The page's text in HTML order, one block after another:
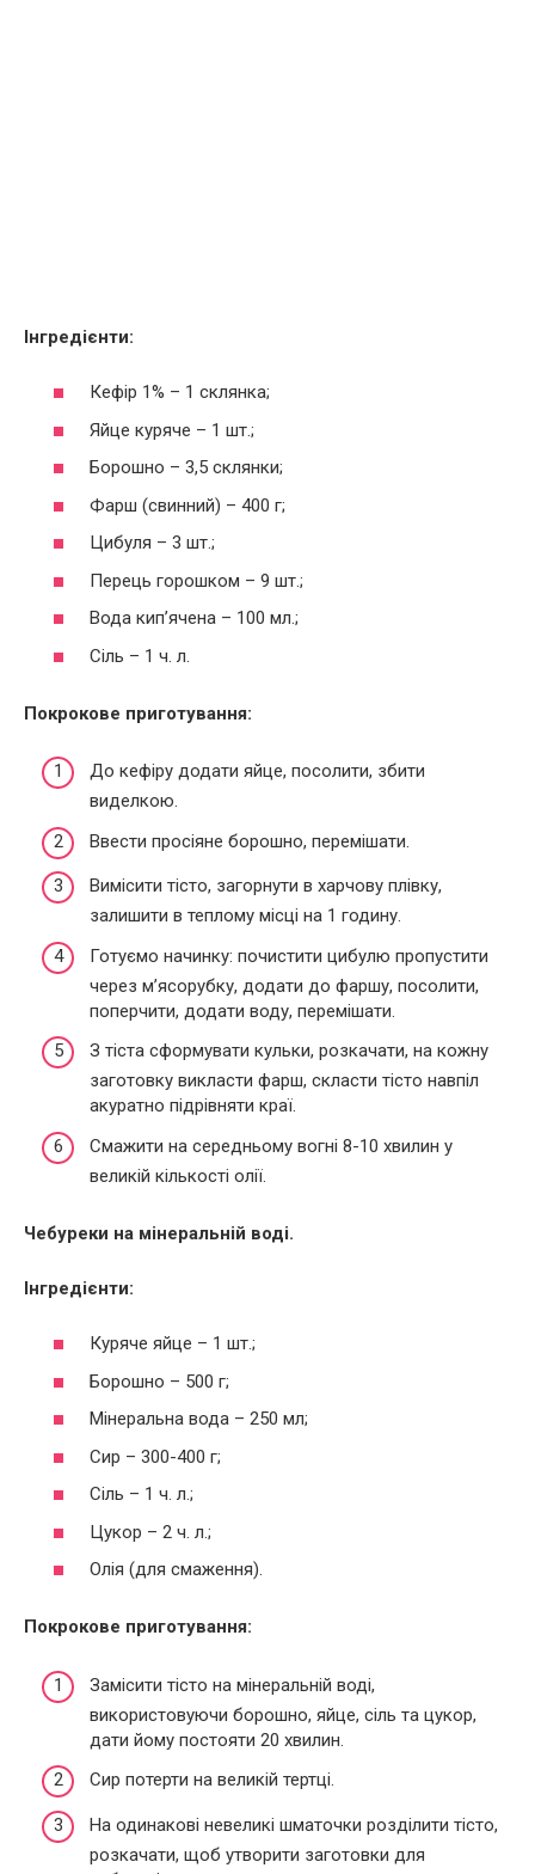
Інгредієнти:
Кефір 1% – 1 склянка;
Яйце куряче – 1 шт.;
Борошно – 3,5 склянки;
Фарш (свинний) – 400 г;
Цибуля – 3 шт.;
Перець горошком – 9 шт.;
Вода кип’ячена – 100 мл.;
Сіль – 1 ч. л.
Покрокове приготування:
До кефіру додати яйце, посолити, збити
виделкою.
Ввести просіяне борошно, перемішати.
Вимісити тісто, загорнути в харчову плівку,
залишити в теплому місці на 1 годину.
Готуємо начинку: почистити цибулю пропустити
через м’ясорубку, додати до фаршу, посолити,
поперчити, додати воду, перемішати.
З тіста сформувати кульки, розкачати, на кожну
заготовку викласти фарш, скласти тісто навпіл
акуратно підрівняти краї.
Смажити на середньому вогні 8-10 хвилин у
великій кількості олії.
Чебуреки на мінеральній воді.
Інгредієнти:
Куряче яйце – 1 шт.;
Борошно – 500 г;
Мінеральна вода – 250 мл;
Сир – 300-400 г;
Сіль – 1 ч. л.;
Цукор – 2 ч. л.;
Олія (для смаження).
Покрокове приготування:
Замісити тісто на мінеральній воді,
використовуючи борошно, яйце, сіль та цукор,
дати йому постояти 20 хвилин.
Сир потерти на великій тертці.
На одинакові невеликі шматочки розділити тісто,
розкачати, щоб утворити заготовки для